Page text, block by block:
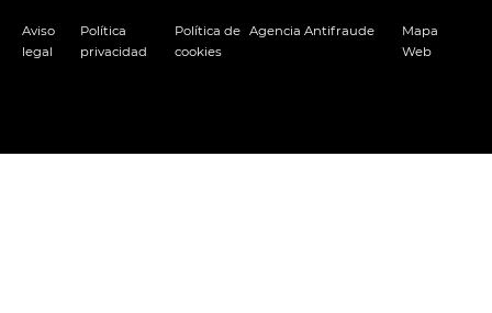
Aviso
legal
Política
privacidad
Política de
cookies
Agencia Antifraude
Mapa
Web